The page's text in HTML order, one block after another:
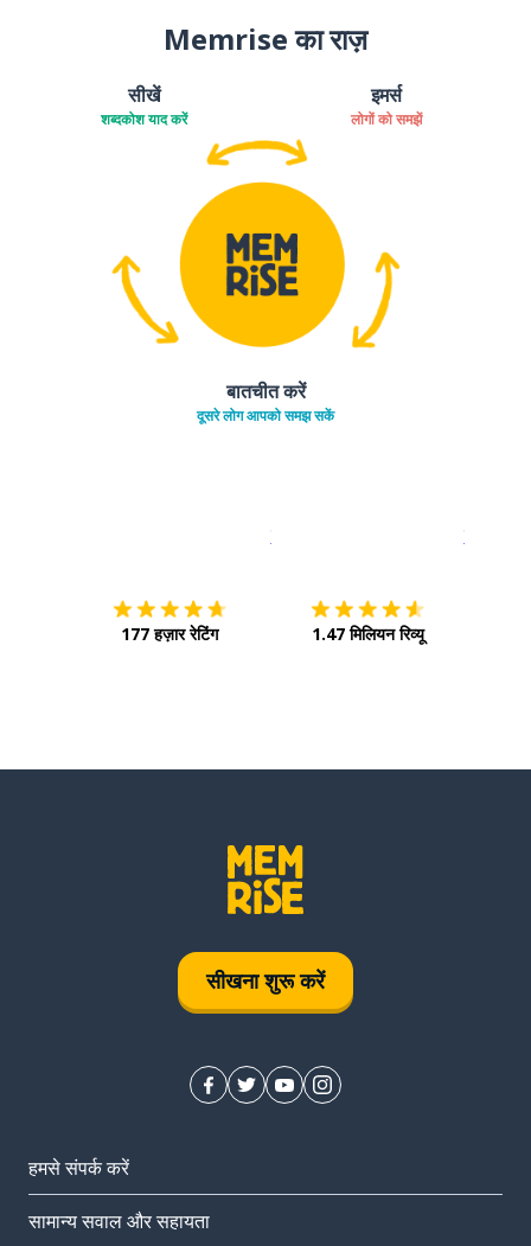
Memrise का राज़
सीखें
शब्दकोश याद करें
इमर्स
लोगों को समझें
बातचीत करें
दूसरे लोग आपको समझ सकें
इस पर डाउनलोड करें ऐप स्टोर
177 हज़ार रेटिंग
इसे चालू
1.47 मिलियन रिव्यू
सीखना शुरू करें
हमसे संपर्क करें
सामान्य सवाल और सहायता